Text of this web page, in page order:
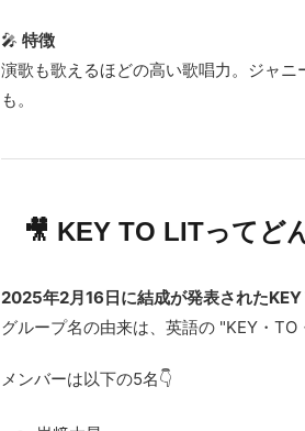
🎤 特徴
演歌も歌えるほどの高い歌唱力。ジャ
も。
🎥 KEY TO LITってど
2025年2月16日に結成が発表されたKEY
グループ名の由来は、英語の "KEY・
メンバーは以下の5名👇